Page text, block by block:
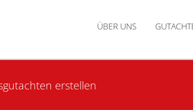
ÜBER UNS
erstellen